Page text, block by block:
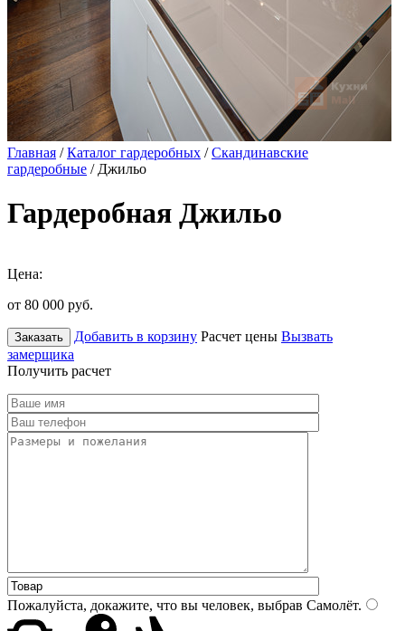
Главная /Каталог гардеробных /Скандинавские
гардеробные / Джильо
Гардеробная Джильо
Цена:
от 80 000 руб.
Заказать Добавить в корзину Расчет цены Вызвать
замерщика
Получить расчет
Пожалуйста, докажите, что вы человек, выбрав Самолёт.